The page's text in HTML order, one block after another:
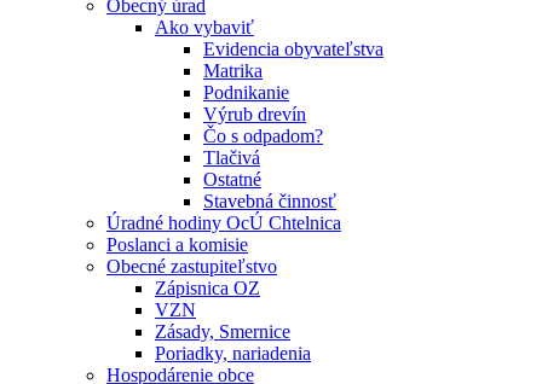
Obecný úrad
Ako vybaviť
Evidencia obyvateľstva
Matrika
Podnikanie
Výrub drevín
Čo s odpadom?
Tlačivá
Ostatné
Stavebná činnosť
Úradné hodiny OcÚ Chtelnica
Poslanci a komisie
Obecné zastupiteľstvo
Zápisnica OZ
VZN
Zásady, Smernice
Poriadky, nariadenia
Hospodárenie obce